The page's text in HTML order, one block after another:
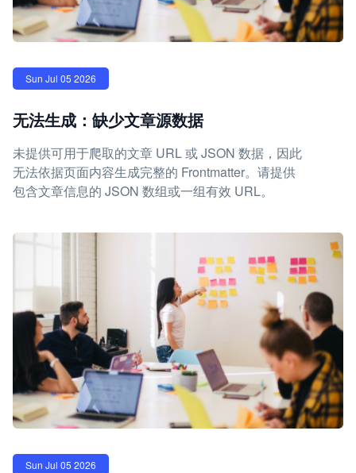
Sun Jul 05 2026
无法生成：缺少文章源数据
未提供可用于爬取的文章 URL 或 JSON 数据，因此
无法依据页面内容生成完整的 Frontmatter。请提供
包含文章信息的 JSON 数组或一组有效 URL。
Sun Jul 05 2026